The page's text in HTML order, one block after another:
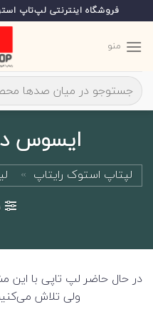
to
content
فروشگاه اینترنتی لپ‌تاپ
منو
جستجو
برای:
ایسوس
لپتاپ استوک رایتاپ »
در حال حاضر لپ تاپی با
ولی تلاش